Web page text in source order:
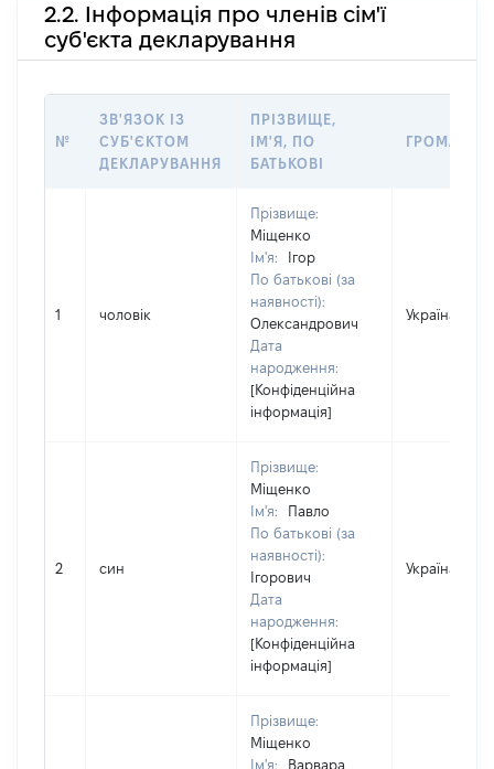
2.2. Інформація про членів сім'ї
суб'єкта декларування
№
ЗВ'ЯЗОК ІЗ
СУБ'ЄКТОМ
ДЕКЛАРУВАННЯ
ПРІЗВИЩЕ,
ІМ'Я, ПО
БАТЬКОВІ
1 чоловік
Прізвище:
Міщенко
Ім'я:
Ігор
По батькові (за
наявності):
Олександрович
Дата
народження:
[Конфіденційна
інформація]
Україна
2 син
Прізвище:
Міщенко
Ім'я:
Павло
По батькові (за
наявності):
Ігорович
Дата
народження:
[Конфіденційна
інформація]
Україна
Прізвище:
Міщенко
Ім'я:
Варвара